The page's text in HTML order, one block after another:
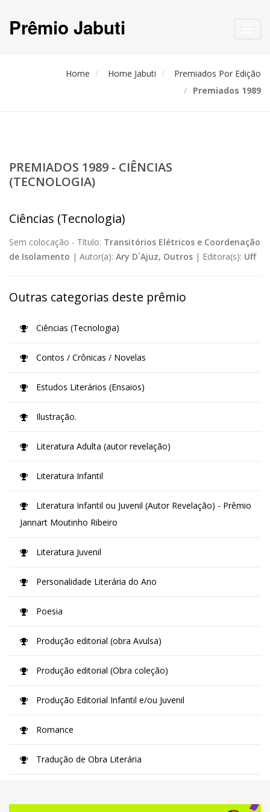
Prêmio Jabuti
Home Home Jabuti
Premiados Por Edição
Premiados 1989
PREMIADOS 1989 - CIÊNCIAS
(TECNOLOGIA)
Ciências (Tecnologia)
Sem colocação - Título: Transitórios Elétricos e Coordenação
de Isolamento | Autor(a): Ary D´Ajuz, Outros | Editora(s): Uff
Outras categorias deste prêmio
Ciências (Tecnologia)
Contos / Crônicas / Novelas
Estudos Literários (Ensaios)
Ilustração.
Literatura Adulta (autor revelação)
Literatura Infantil
Literatura Infantil ou Juvenil (Autor Revelação) - Prêmio
Jannart Moutinho Ribeiro
Literatura Juvenil
Personalidade Literária do Ano
Poesia
Produção editorial (obra Avulsa)
Produção editorial (Obra coleção)
Produção Editorial Infantil e/ou Juvenil
Romance
Tradução de Obra Literária